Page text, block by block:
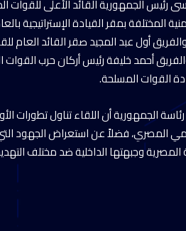
رئيس الجمهورية القائد الأعلى
المختلفة بمقر القيادة الإستراتيجية
أول عبد المجيد صقر القائد العام
أحمد خليفة رئيس أركان حرب
القوات المسلحة.
الجمهورية أن اللقاء تناول تطورات
المصري، فضلاً عن استعراض الجهود
المصرية وجبهتها الداخلية ضد مختلف